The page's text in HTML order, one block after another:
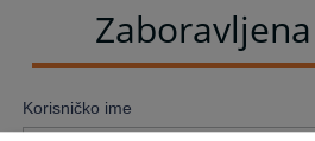
Korisničko ime